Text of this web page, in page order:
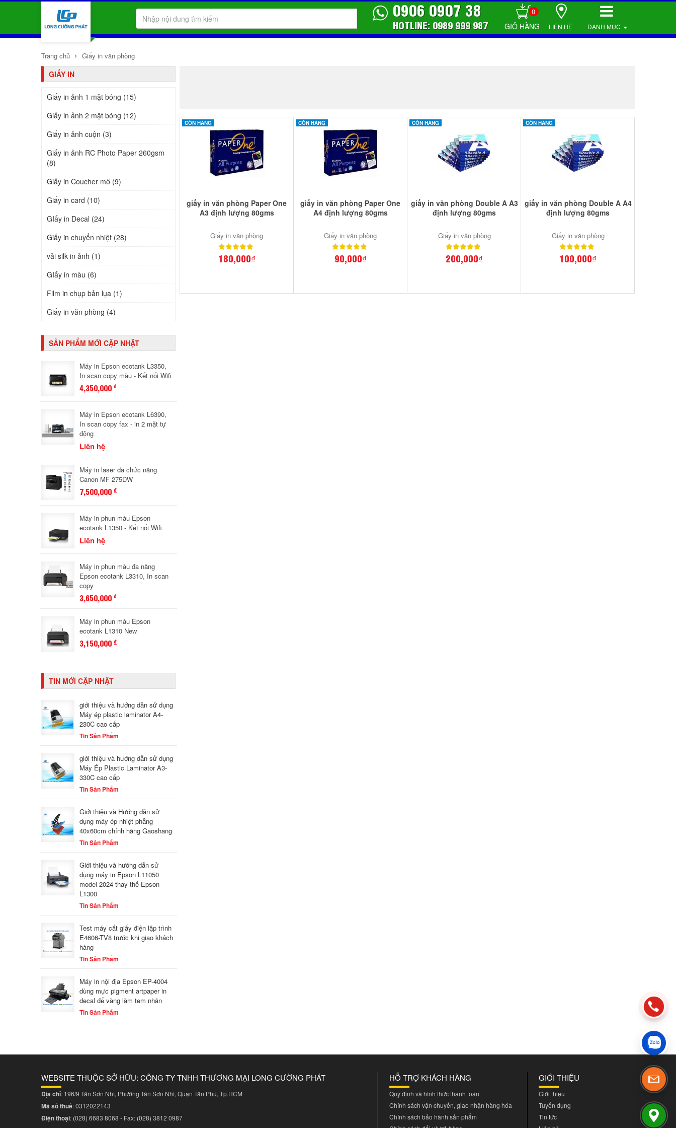
0
DANH MỤC
0906 0907 38
HOTLINE: 0989 999 987 LIÊN HỆ
Trang chủ › Giấy in văn phòng
CÒN HÀNG
giấy in văn phòng Paper One
A3 định lượng 80gms
Giấy in văn phòng
180,000₫
CÒN HÀNG
giấy in văn phòng Paper One
A4 định lượng 80gms
Giấy in văn phòng
90,000₫
CÒN HÀNG
giấy in văn phòng Double A A3
định lượng 80gms
Giấy in văn phòng
200,000₫
CÒN HÀNG
giấy in văn phòng Double A A4
định lượng 80gms
Giấy in văn phòng
100,000₫
GIẤY IN
Giấy in ảnh 1 mặt bóng (15)
Giấy in ảnh 2 mặt bóng (12)
Giấy in ảnh cuộn (3)
Giấy in ảnh RC Photo Paper 260gsm
(8)
Giấy in Coucher mờ (9)
Giấy in card (10)
GIấy in Decal (24)
Giấy in chuyển nhiệt (28)
vải silk in ảnh (1)
GIấy in màu (6)
Film in chụp bản lụa (1)
Giấy in văn phòng (4)
SẢN PHẨM MỚI CẬP NHẬT
Máy in Epson ecotank L3350,
In scan copy màu - Kết nối Wifi
4,350,000đ
Máy in Epson ecotank L6390,
In scan copy fax - in 2 mặt tự
động
Liên hệ
Máy in laser đa chức năng
Canon MF 275DW
7,500,000đ
Máy in phun màu Epson
ecotank L1350 - Kết nối Wifi
Liên hệ
Máy in phun màu đa năng
Epson ecotank L3310, In scan
copy
3,650,000đ
Máy in phun màu Epson
ecotank L1310 New
3,150,000đ
TIN MỚI CẬP NHẬT
giới thiệu và hướng dẫn sử dụng
Máy ép plastic laminator A4-
230C cao cấp
Tin Sản Phẩm
giới thiệu và hướng dẫn sử dụng
Máy Ép Plastic Laminator A3-
330C cao cấp
Tin Sản Phẩm
Giới thiệu và Hướng dẫn sử
dụng máy ép nhiệt phẳng
40x60cm chính hãng Gaoshang
Tin Sản Phẩm
Giới thiệu và hướng dẫn sử
dụng máy in Epson L11050
model 2024 thay thế Epson
L1300
Tin Sản Phẩm
Test máy cắt giấy điện lập trình
E4606-TV8 trước khi giao khách
hàng
Tin Sản Phẩm
Máy in nội địa Epson EP-4004
dùng mực pigment artpaper in
decal đế vàng làm tem nhãn
Tin Sản Phẩm
WEBSITE THUỘC SỞ HỮU: CÔNG TY TNHH THƯƠNG MẠI LONG CƯỜNG PHÁT
Địa chỉ: 196/9 Tân Sơn Nhì, Phường Tân Sơn Nhì, Quận Tân Phú, Tp.HCM
Mã số thuế: 0312022143
Điện thoại: (028) 6683 8068 - Fax: (028) 3812 0987
HỖ TRỢ KHÁCH HÀNG
Quy định và hình thức thanh toán
Chính sách vận chuyển, giao nhận hàng hóa
Chính sách bảo hành sản phẩm
GIỚI THIỆU
Giới thiệu
Tuyển dụng
Tin tức